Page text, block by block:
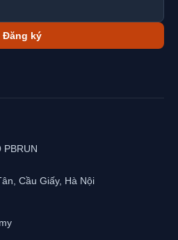
Đăng ký
PBRUN
Cầu Giấy, Hà Nội